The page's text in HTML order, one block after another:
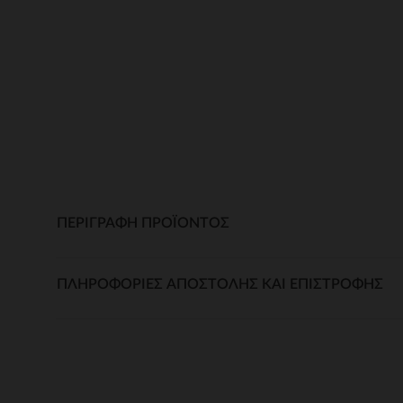
ΠΕΡΙΓΡΑΦΉ ΠΡΟΪΌΝΤΟΣ
ΠΛΗΡΟΦΟΡΊΕΣ ΑΠΟΣΤΟΛΉΣ ΚΑΙ ΕΠΙΣΤΡΟΦΉΣ